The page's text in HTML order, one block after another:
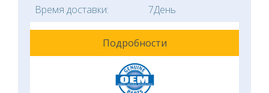
Время доставки:
7День
Подробности